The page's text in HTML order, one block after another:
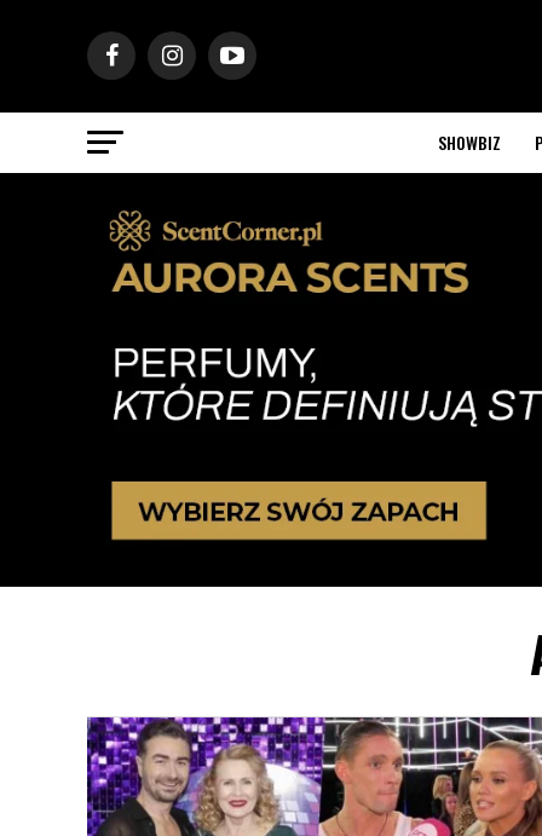
SHOWBIZ